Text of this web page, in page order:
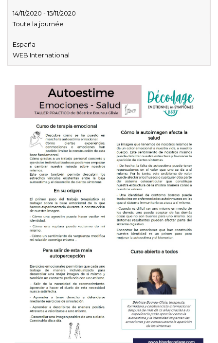
14/11/2020 - 15/11/2020
Toute la journée
España
WEB International